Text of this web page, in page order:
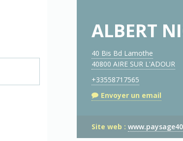
ALBERT
40 Bis Bd Lamothe
40800 AIRE SUR L'ADOUR
+33558717565
Envoyer un email
Site web :